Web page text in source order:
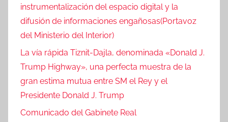
instrumentalización del espacio digital y la
difusión de informaciones engañosas(Portavoz
del Ministerio del Interior)
La vía rápida Tiznit-Dajla, denominada «Donald J.
Trump Highway», una perfecta muestra de la
gran estima mutua entre SM el Rey y el
Presidente Donald J. Trump
Comunicado del Gabinete Real